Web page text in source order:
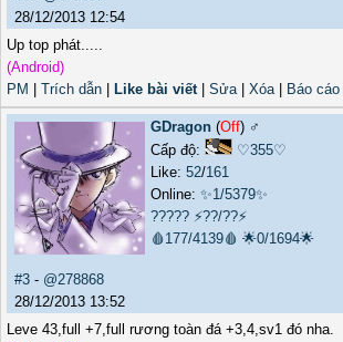
28/12/2013 12:54
Up top phát.....
(Android)
PM
Trích dẫn Like bài viết| Sửa| Xóa| Báo cáo
GDragon (Off) ♂️
Cấp độ:
♡355♡
Like:52/161
Online:✨1/5379✨
????? ⚡??/??⚡
🩸177/4139🩸 🌟0/1694🌟
#3 - @278868
28/12/2013 13:52
Leve 43,full +7,full rương toàn đá +3,4,sv1 đó nha.